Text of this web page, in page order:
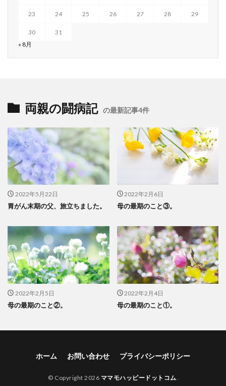
23 24 25 26 27 28 29
30
31
« 8月
両親の闘病記 の最新記事4件
2022年5月22日
胃がん末期の父、旅立ちました。
2022年2月6日
母の最期のこと③。
2022年2月5日
母の最期のこと②。
2022年2月4日
母の最期のこと①。
ホーム お問い合わせ プライバシーポリシー
© Copyright 2026 ママモハッピードットコム